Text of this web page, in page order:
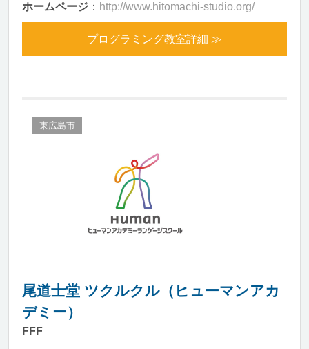
ホームページ ： http://www.hitomachi-studio.org/
プログラミング教室詳細 ≫
東広島市
尾道士堂 ツクルクル（ヒューマンアカ
デミー）
FFF